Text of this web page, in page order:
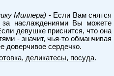
Миллера) - Если Вам снятся
за наслаждениями Вы можете
девушке приснится, что она
- значит, чья-то обманчивая
доверчивое сердечко.
деликатесы, посуда.